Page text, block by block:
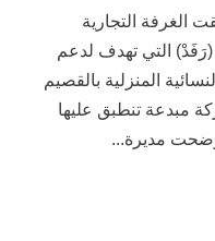
– 02 نوفمبر 2020 أطلقت الغرفة التجارية
التي تهدف لدعم
المنزلية بالقصيم
مشاركة مبدعة تنطبق عليها
مديرة...